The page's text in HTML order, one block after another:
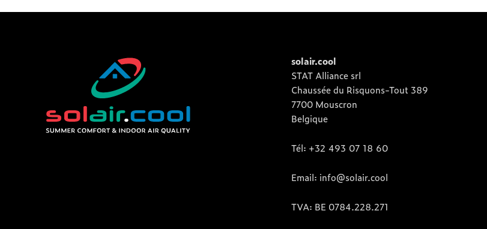
solair.cool
STAT Alliance srl
Chaussée du Risquons-Tout 389
7700 Mouscron
Belgique
Tél: +32 493 07 18 60
Email: info@solair.cool
TVA: BE 0784.228.271